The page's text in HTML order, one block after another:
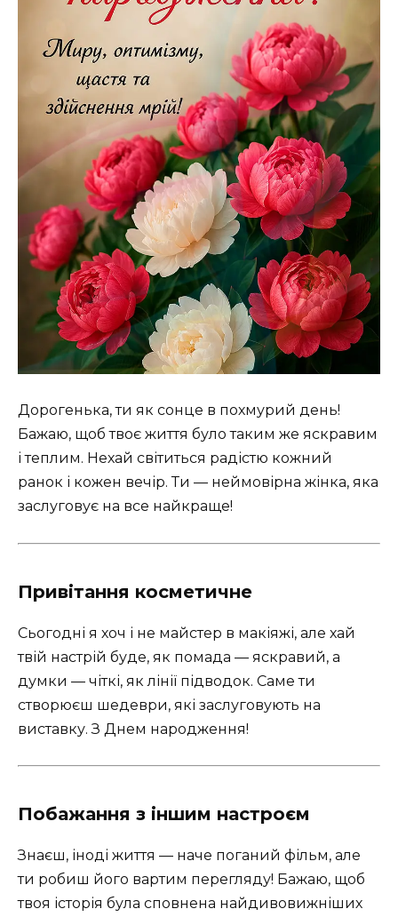
Дорогенька, ти як сонце в похмурий день!
Бажаю, щоб твоє життя було таким же яскравим
і теплим. Нехай світиться радістю кожний
ранок і кожен вечір. Ти — неймовірна жінка, яка
заслуговує на все найкраще!
Привітання косметичне
Сьогодні я хоч і не майстер в макіяжі, але хай
твій настрій буде, як помада — яскравий, а
думки — чіткі, як лінії підводок. Саме ти
створюєш шедеври, які заслуговують на
виставку. З Днем народження!
Побажання з іншим настроєм
Знаєш, іноді життя — наче поганий фільм, але
ти робиш його вартим перегляду! Бажаю, щоб
твоя історія була сповнена найдивовижніших